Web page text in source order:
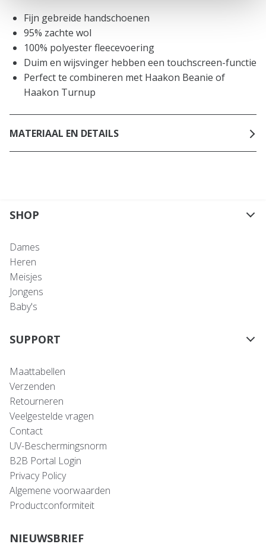
Fijn gebreide handschoenen
95% zachte wol
100% polyester fleecevoering
Duim en wijsvinger hebben een touchscreen-functie
Perfect te combineren met Haakon Beanie of
Haakon Turnup
MATERIAAL EN DETAILS
SHOP
Dames
Heren
Meisjes
Jongens
Baby's
SUPPORT
Maattabellen
Verzenden
Retourneren
Veelgestelde vragen
Contact
UV-Beschermingsnorm
B2B Portal Login
Privacy Policy
Algemene voorwaarden
Productconformiteit
NIEUWSBRIEF